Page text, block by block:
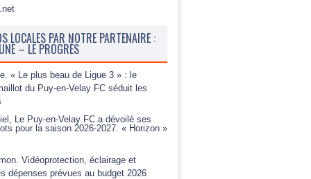
LOCALES PAR NOTRE PARTENAIRE :
– LE PROGRÈS
« Le plus beau de Ligue 3 » : le
du Puy-en-Velay FC séduit les
Le Puy-en-Velay FC a dévoilé ses
pour la saison 2026-2027. « Horizon »
Vidéoprotection, éclairage et
dépenses prévues au budget 2026